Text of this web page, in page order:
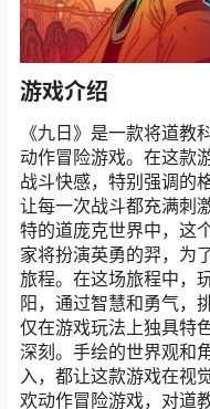
游戏介绍
《九日》是一款将道教
动作冒险游戏。在这款
战斗快感，特别强调的
让每一次战斗都充满刺
特的道庞克世界中，这
家将扮演英勇的羿，为
旅程。在这场旅程中，
阳，通过智慧和勇气，
仅在游戏玩法上独具特
深刻。手绘的世界观和
入，都让这款游戏在视
欢动作冒险游戏，对道